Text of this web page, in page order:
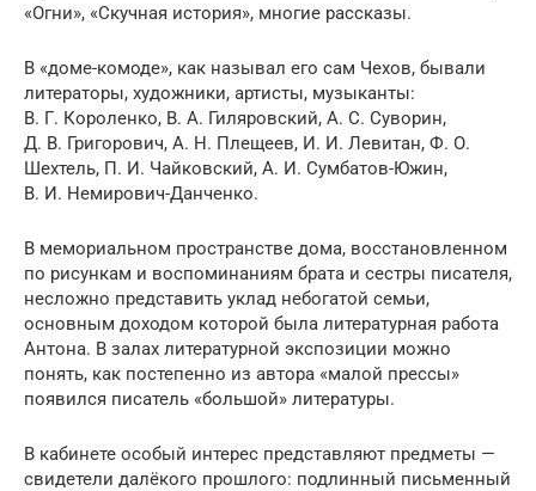
«Огни», «Скучная история», многие рассказы.
В «доме-комоде», как называл его сам Чехов, бывали
литераторы, художники, артисты, музыканты:
В. Г. Короленко, В. А. Гиляровский, А. С. Суворин,
Д. В. Григорович, А. Н. Плещеев, И. И. Левитан, Ф. О.
Шехтель, П. И. Чайковский, А. И. Сумбатов-Южин,
В. И. Немирович-Данченко.
В мемориальном пространстве дома, восстановленном
по рисункам и воспоминаниям брата и сестры писателя,
несложно представить уклад небогатой семьи,
основным доходом которой была литературная работа
Антона. В залах литературной экспозиции можно
понять, как постепенно из автора «малой прессы»
появился писатель «большой» литературы.
В кабинете особый интерес представляют предметы —
свидетели далёкого прошлого: подлинный письменный